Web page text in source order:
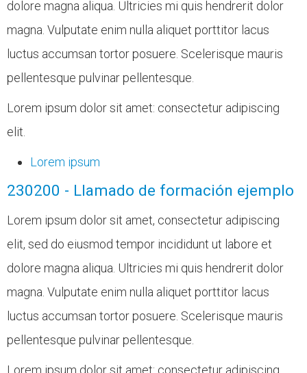
dolore magna aliqua. Ultricies mi quis hendrerit dolor
magna. Vulputate enim nulla aliquet porttitor lacus
luctus accumsan tortor posuere. Scelerisque mauris
pellentesque pulvinar pellentesque.
Lorem ipsum dolor sit amet: consectetur adipiscing
elit.
Lorem ipsum
230200 - Llamado de formación ejemplo
Lorem ipsum dolor sit amet, consectetur adipiscing
elit, sed do eiusmod tempor incididunt ut labore et
dolore magna aliqua. Ultricies mi quis hendrerit dolor
magna. Vulputate enim nulla aliquet porttitor lacus
luctus accumsan tortor posuere. Scelerisque mauris
pellentesque pulvinar pellentesque.
Lorem ipsum dolor sit amet: consectetur adipiscing